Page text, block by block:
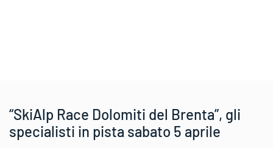
“SkiAlp Race Dolomiti del Brenta”, gli
specialisti in pista sabato 5 aprile